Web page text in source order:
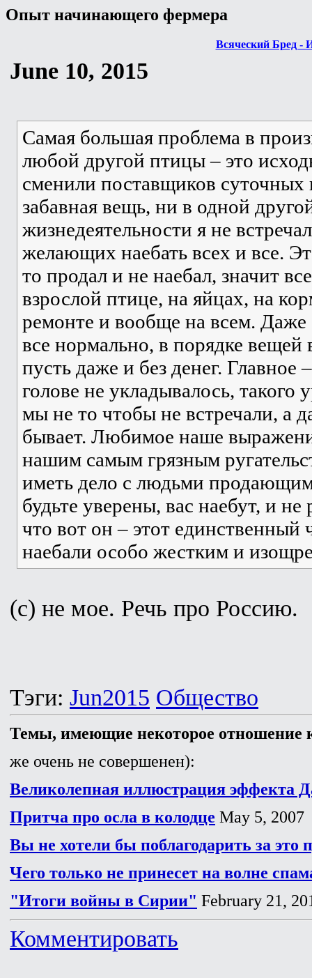
Опыт начинающего фермера
Всяческий Бред -
June 10, 2015
Самая большая проблема в
любой другой птицы – это
сменили поставщиков
забавная вещь, ни в одной
жизнедеятельности я не
желающих наебать всех и все.
то продал и не наебал, значит
взрослой птице, на яйцах, на
ремонте и вообще на всем. Даже
все нормально, в порядке вещей
пусть даже и без денег. Главное
голове не укладывалось,
мы не то чтобы не встречали, а
бывает. Любимое наше
нашим самым грязным
иметь дело с людьми
будьте уверены, вас наебут, и
что вот он – этот единственный
наебали особо жестким и
(c) не мое. Речь про Россию.
Тэги: Jun2015 Общество
Темы, имеющие некоторое отношение
же очень не совершенен):
Великолепная иллюстрация эффекта
Притча про осла в колодце May 5, 2007
Вы не хотели бы поблагодарить за это
Чего только не принесет на волне
"Итоги войны в Сирии" February 21,
Комментировать